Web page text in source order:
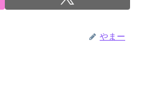
やまー